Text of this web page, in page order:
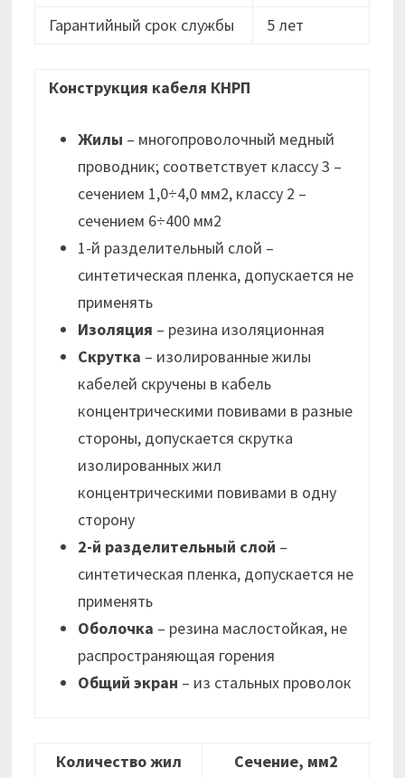
Гарантийный срок службы
5 лет
Конструкция кабеля КНРП
Жилы – многопроволочный медный
проводник; соответствует классу 3 –
сечением 1,0÷4,0 мм2, классу 2 –
сечением 6÷400 мм2
1-й разделительный слой –
синтетическая пленка, допускается не
применять
Изоляция – резина изоляционная
Скрутка – изолированные жилы
кабелей скручены в кабель
концентрическими повивами в разные
стороны, допускается скрутка
изолированных жил
концентрическими повивами в одну
сторону
2-й разделительный слой –
синтетическая пленка, допускается не
применять
Оболочка – резина маслостойкая, не
распространяющая горения
Общий экран – из стальных проволок
Количество жил Сечение, мм2